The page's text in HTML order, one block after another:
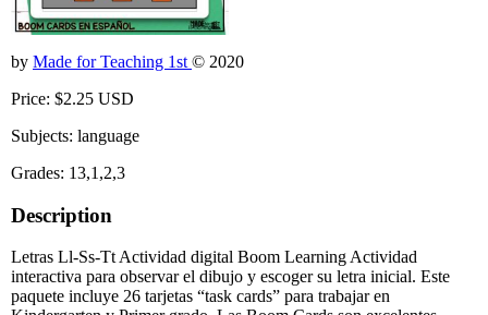
by Made for Teaching 1st © 2020
Price: $2.25 USD
Subjects: language
Grades: 13,1,2,3
Description
Letras Ll-Ss-Tt Actividad digital Boom Learning Actividad
interactiva para observar el dibujo y escoger su letra inicial. Este
paquete incluye 26 tarjetas “task cards” para trabajar en